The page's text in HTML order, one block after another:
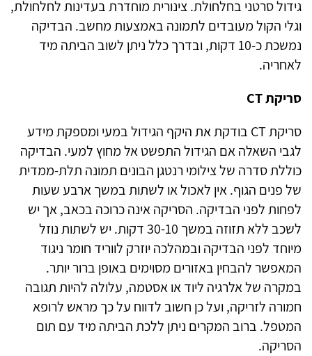
גידול סרטני בחלחולת. צינורית מוחדרת בעדינות לחלחולת,
וגלי הקול מעובדים לתמונה באמצעות מחשב. הבדיקה
נמשכת כ-10 דקות, ובדרך כלל ניתן לשוב הביתה מיד
לאחריה.
סריקתCT
סריקתCT בודקת את היקף הגידול במעי ומספקת מידע
לגבי השאלה אם הגידול התפשט אל מחוץ למעי. הבדיקה
כוללת סדרה של צילומי רנטגן הבונים תמונה תלת-ממדית
של פנים הגוף. אין לאכול או לשתות במשך ארבע שעות
לפחות לפני הבדיקה. הסריקה אינה כרוכה בכאב, אך יש
לשכב ללא תזוזה במשך 30-10 דקות. יש לשתות נוזל
מיוחד לפני הבדיקה ובמהלכה יוזרק לווריד חומר ניגוד
המאפשר להבחין באזורים מסוימים באופן ברור יותר.
במקרה של אלרגיה ליוד או אסטמה, עלולה להיות תגובה
חמורה לזריקה, ועל כן חשוב לדווח על כך מראש לרופא
המטפל. ברוב המקרים ניתן ללכת הביתה מיד עם תום
הסריקה.